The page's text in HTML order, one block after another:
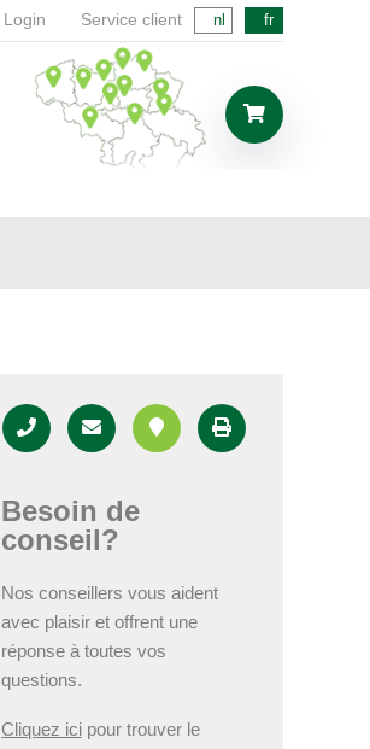
Login Service client nl fr
Besoin de
conseil?
Nos conseillers vous aident
avec plaisir et offrent une
réponse à toutes vos
questions.
Cliquez ici pour trouver le